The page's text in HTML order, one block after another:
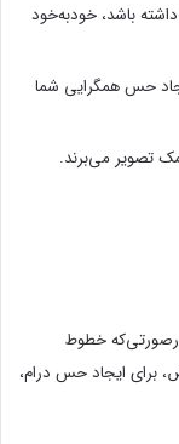
باشد، خودبه‌خود
حس همگرایی شما
تصویر می‌برند.
خطوط
برای ایجاد حس درام،